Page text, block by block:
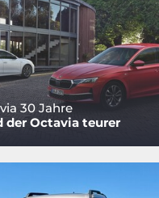
30 Jahre
der Octavia teurer